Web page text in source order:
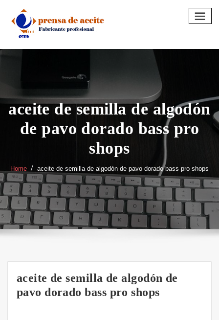
content
aceite de semilla de algodón
de pavo dorado bass pro
shops
Home aceite de semilla de algodón de pavo dorado bass pro shops
aceite de semilla de algodón de
pavo dorado bass pro shops